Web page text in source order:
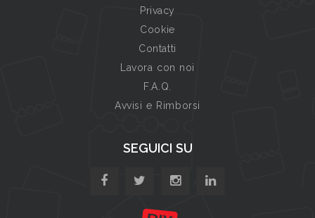
Privacy
Cookie
Contatti
Lavora con noi
F.A.Q.
Avvisi e Rimborsi
SEGUICI SU